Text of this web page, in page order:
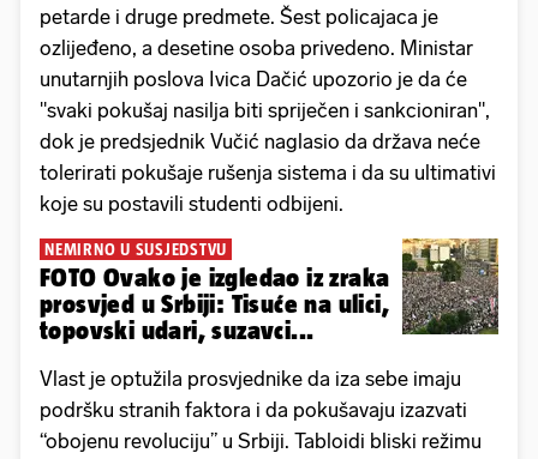
petarde i druge predmete. Šest policajaca je
ozlijeđeno, a desetine osoba privedeno. Ministar
unutarnjih poslova Ivica Dačić upozorio je da će
"svaki pokušaj nasilja biti spriječen i sankcioniran",
dok je predsjednik Vučić naglasio da država neće
tolerirati pokušaje rušenja sistema i da su ultimativi
koje su postavili studenti odbijeni.
NEMIRNO U SUSJEDSTVU
FOTO Ovako je izgledao iz zraka
prosvjed u Srbiji: Tisuće na ulici,
topovski udari, suzavci...
Vlast je optužila prosvjednike da iza sebe imaju
podršku stranih faktora i da pokušavaju izazvati
“obojenu revoluciju” u Srbiji. Tabloidi bliski režimu